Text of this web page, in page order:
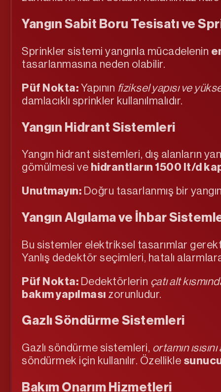
Yangın Sabit Boru Tesisatı ve
Sprinkler sistemi yangınla mücadelenin
tasarlanmasına neden olabilir.
Püf Nokta: Yapının fiziksel yapısı ve
damlacıklı sprinkler kullanılmalıdır.
Yangın Hidrant Sistemleri
Yangın hidrant sistemleri, dış alanların
gömülmesi ve hidrantların 1500 lt/d
Unutmayın: Doğru tasarlanmış bir
Yangın Algılama ve İhbar
Bu sistemler elektriksel tasarımlar
Yanlış dedektör seçimleri, hatalı
Püf Nokta: Dedektörlerin çatı alt
bakım yapılması zorunludur.
Gazlı Söndürme Sistemleri
Gazlı söndürme sistemleri, ortamın
söndürmek için kullanılır. Özellikle
Bakım Onarım Hizmetleri